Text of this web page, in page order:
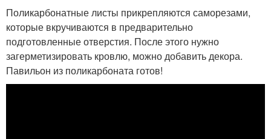
Поликарбонатные листы прикрепляются саморезами,
которые вкручиваются в предварительно
подготовленные отверстия. После этого нужно
загерметизировать кровлю, можно добавить декора.
Павильон из поликарбоната готов!